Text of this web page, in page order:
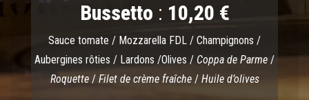
Bussetto : 10,20 €
Sauce tomate / Mozzarella FDL / Champignons /
Aubergines rôties / Lardons /Olives / Coppa de Parme /
Roquette/ Filet de crème fraîche/ Huile d’olives